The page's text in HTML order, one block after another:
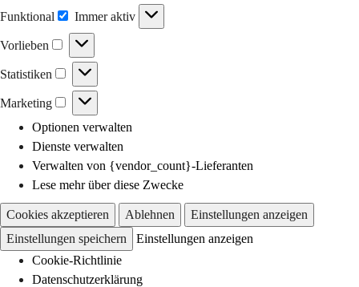
Funktional
Funktional
Immer aktiv
Vorlieben Vorlieben
Statistiken Statistiken
Marketing
Marketing
Optionen verwalten
Dienste verwalten
Verwalten von {vendor_count}-Lieferanten
Lese mehr über diese Zwecke
Cookies akzeptieren Ablehnen
Einstellungen anzeigen
Einstellungen speichern
Einstellungen anzeigen
Cookie-Richtlinie
Datenschutzerklärung